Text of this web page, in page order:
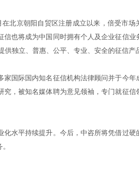
北京朝阳自贸区注册成立以来，倍受市场
也将成为中国同时拥有个人及企业征信业
独立、普惠、公平、专业、安全的征信产
国际国内知名征信机构法律顾问并于今年
，被知名媒体聘为意见领袖，专门就征信
水平持续提升。今后，中咨所将凭借过硬